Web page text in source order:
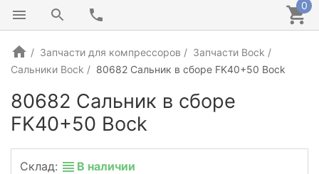
0
Запчасти для компрессоров
Запчасти Bock
Сальники Bock
80682 Сальник в сборе FK40+50 Bock
80682 Сальник в сборе
FK40+50 Bock
Склад:
В наличии